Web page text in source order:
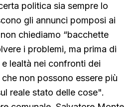
politica sia sempre lo
gli annunci pomposi ai
chiediamo “bacchette
i problemi, ma prima di
lealtà nei confronti dei
non possono essere più
reale stato delle cose".